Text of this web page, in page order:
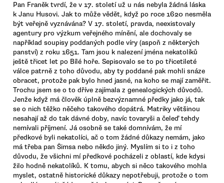
Pan Franěk tvrdí, že v 17. století už u nás nebyla žádná láska
k Janu Husovi. Jak to může vědět, když po roce 1620 nesměla
být veřejně vyznávána? V 17. století, pravda, neexistovaly
agentury pro výzkum veřejného mínění, ale dochovaly se
například soupisy poddaných podle víry (aspoň z některých
panství) z roku 1651. Tam jsou k nalezení jména nekatolíků
ještě třicet let po Bílé hoře. Sepisovalo se to po třicetileté
válce patrně z toho důvodu, aby ty poddané pak mohli snáze
obracet, protože pak bylo hned jasné, na koho se mají zaměřit.
Trochu jsem se o to dříve zajímala z genealogických důvodů.
Jenže když má člověk úplně bezvýznamné předky jako já, tak
se o nich těžko něčeho takového dopátrá. Matriky většinou
nesahají až do tak dávné doby, navíc tovaryši a čeleď tehdy
nemívali příjmení. Já osobně se také domnívám, že mí
předkové byli nekatolíci, ač o tom žádné důkazy nemám, jako
má třeba pan Šimsa nebo někdo jiný. Myslím si to i z toho
důvodu, že všichni mí předkové pocházeli z oblastí, kde kdysi
žilo hodně nekatolíků. K tomu, abych si něco takového mohla
myslet, ostatně historické důkazy nepotřebuji, protože o tom